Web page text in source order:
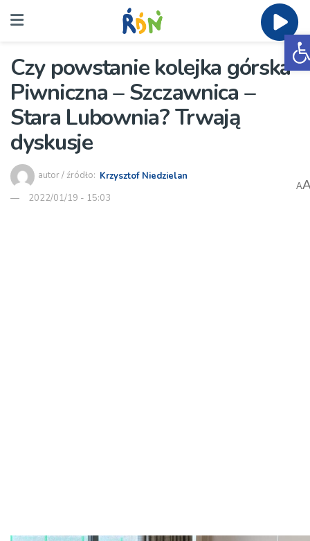
Czy powstanie kolejka górska
Piwniczna – Szczawnica –
Stara Lubownia? Trwają
dyskusje
autor / źródło: Krzysztof Niedzielan
2022/01/19 - 15:03
A